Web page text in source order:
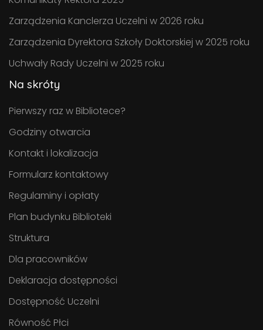
Zarządzenia Kanclerza Uczelni w 2026 roku
Zarządzenia Dyrektora Szkoły Doktorskiej w 2025 roku
Uchwały Rady Uczelni w 2025 roku
Na skróty
Pierwszy raz w Bibliotece?
Godziny otwarcia
Kontakt i lokalizacja
Formularz kontaktowy
Regulaminy i opłaty
Plan budynku Biblioteki
Struktura
Dla pracowników
Deklaracja dostępności
Dostępność Uczelni
Równość Płci